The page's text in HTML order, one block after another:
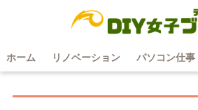
ホーム リノベーション パソコン仕事